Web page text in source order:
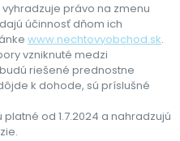
právo na zmenu
účinnosť dňom ich
www.nechtovyobchod.sk.
vzniknuté medzi
riešené prednostne
k dohode, sú príslušné
platné od 1.7.2024 a nahradzujú